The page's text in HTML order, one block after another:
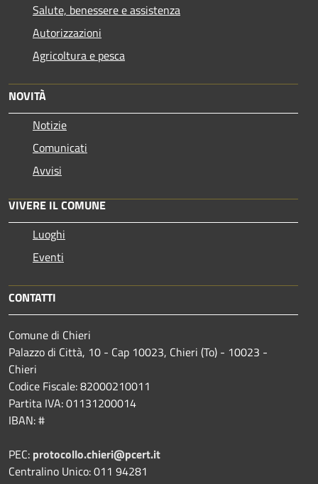
Salute, benessere e assistenza
Autorizzazioni
Agricoltura e pesca
NOVITÀ
Notizie
Comunicati
Avvisi
VIVERE IL COMUNE
Luoghi
Eventi
CONTATTI
Comune di Chieri
Palazzo di Città, 10 - Cap 10023, Chieri (To) - 10023 -
Chieri
Codice Fiscale: 82000210011
Partita IVA: 01131200014
IBAN: #
PEC: protocollo.chieri@pcert.it
Centralino Unico: 011 94281